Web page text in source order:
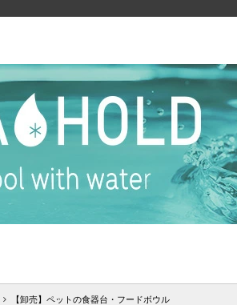
【卸売】ペットの食器台・フードボウル